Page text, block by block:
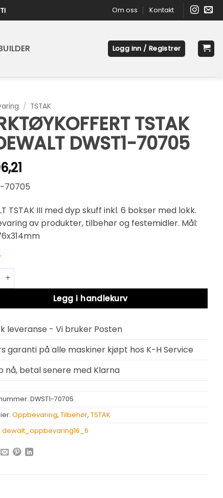
Om oss Kontakt
Logg inn / Registrer
/ TSTAK
TSTAK
DWST1-70705
70705
TSTAK III med dyp skuff inkl. 6 bokser med lokk.
av produkter, tilbehør og festemidler. Mål:
TSTAK III DEWALT DWST1-70705 antall
Legg i handlekurv
leveranse - Vi bruker Posten
garanti på alle maskiner kjøpt hos K-H Service
nå, betal senere med Klarna
DWST1-70705
Oppbevaring, Tilbehør, TSTAK
dewalt_oppbevaring16_6